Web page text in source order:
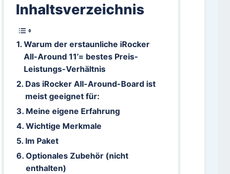
Inhaltsverzeichnis
Warum der erstaunliche iRocker
All-Around 11’= bestes Preis-
Leistungs-Verhältnis
Das iRocker All-Around-Board ist
meist geeignet für:
Meine eigene Erfahrung
Wichtige Merkmale
Im Paket
Optionales Zubehör (nicht
enthalten)